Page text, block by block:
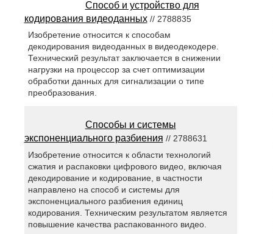
Способ и устройство для
кодирования видеоданных// 2788835
Изобретение относится к способам
декодирования видеоданных в видеодекодере.
Технический результат заключается в снижении
нагрузки на процессор за счет оптимизации
обработки данных для сигнализации о типе
преобразования.
Способы и системы
экспоненциального разбиения // 2788631
Изобретение относится к области технологий
сжатия и распаковки цифрового видео, включая
декодирование и кодирование, в частности
направлено на способ и системы для
экспоненциального разбиения единиц
кодирования. Техническим результатом является
повышение качества распакованного видео.